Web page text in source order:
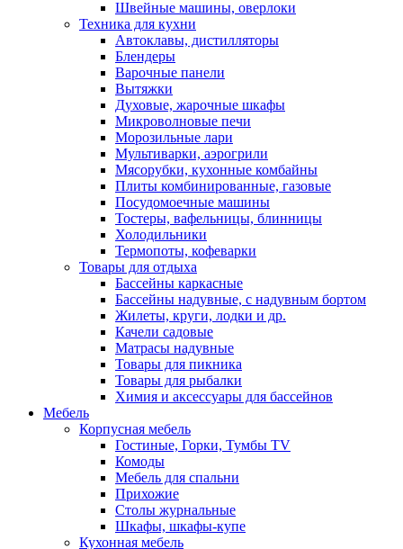
Швейные машины, оверлоки
Техника для кухни
Автоклавы, дистилляторы
Блендеры
Варочные панели
Вытяжки
Духовые, жарочные шкафы
Микроволновые печи
Морозильные лари
Мультиварки, аэрогрили
Мясорубки, кухонные комбайны
Плиты комбинированные, газовые
Посудомоечные машины
Тостеры, вафельницы, блинницы
Холодильники
Термопоты, кофеварки
Товары для отдыха
Бассейны каркасные
Бассейны надувные, с надувным бортом
Жилеты, круги, лодки и др.
Качели садовые
Матрасы надувные
Товары для пикника
Товары для рыбалки
Химия и аксессуары для бассейнов
Мебель
Корпусная мебель
Гостиные, Горки, Тумбы TV
Комоды
Мебель для спальни
Прихожие
Столы журнальные
Шкафы, шкафы-купе
Кухонная мебель